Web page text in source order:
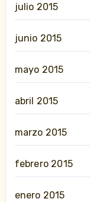
julio 2015
junio 2015
mayo 2015
abril 2015
marzo 2015
febrero 2015
enero 2015